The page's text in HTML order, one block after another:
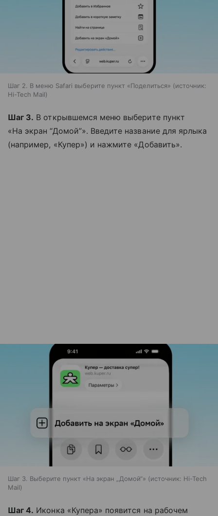
Шаг 2. В меню Safari выберите пункт «Поделиться»
источник:
Hi-Tech Mail
Шаг 3. В открывшемся меню выберите пункт
«На экран “Домой”». Введите название для ярлыка
(например, «Купер») и нажмите «Добавить».
Шаг 3. Выберите пункт «На экран „Домой“» источник: Hi-Tech
Mail
Шаг 4. Иконка «Купера» появится на рабочем